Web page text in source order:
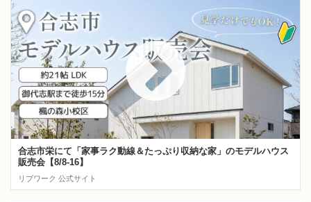
合志市栄にて「家事ラク動線＆たっぷり収納な家」のモデルハウス
販売会【8/8-16】
リブワーク 公式サイト